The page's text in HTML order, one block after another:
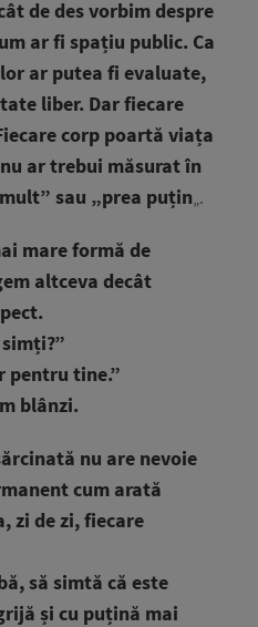
de des vorbim despre
ar fi spațiu public. Ca
ar putea fi evaluate,
liber. Dar fiecare
corp poartă viața
ar trebui măsurat în
sau „prea puțin„.
mare formă de
altceva decât
pentru tine.”
blânzi.
nu are nevoie
cum arată
zi de zi, fiecare
să simtă că este
și cu puțină mai